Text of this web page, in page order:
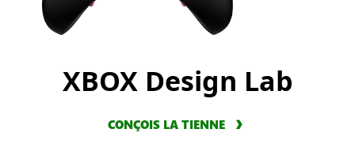
XBOX Design Lab
CONÇOIS LA TIENNE